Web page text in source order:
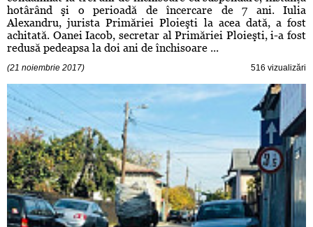
hotârând şi o perioadă de încercare de 7 ani. Iulia
Alexandru, jurista Primăriei Ploieşti la acea dată, a fost
achitată. Oanei Iacob, secretar al Primăriei Ploieşti, i-a fost
redusă pedeapsa la doi ani de închisoare ...
(21 noiembrie 2017) 516 vizualizări